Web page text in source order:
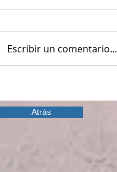
Escribir un comentario...
Atrás